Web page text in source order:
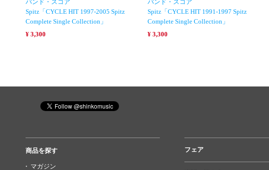
バンド・スコア
Spitz「CYCLE HIT 1997-2005 Spitz
Complete Single Collection」
¥ 3,300
バンド・スコア
Spitz「CYCLE HIT 1991-1997 Spitz
Complete Single Collection」
¥ 3,300
商品を探す
マガジン
フェア